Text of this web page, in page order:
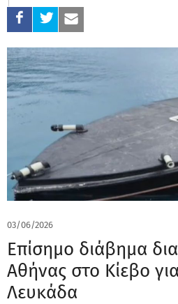
03/06/2026
Επίσημο διάβημα
Αθήνας στο Κίεβο
Λευκάδα